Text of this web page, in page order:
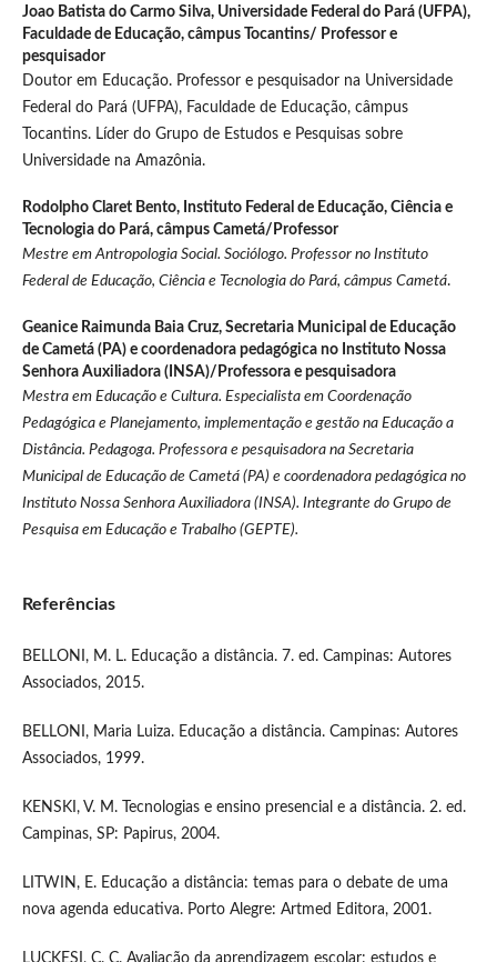
Joao Batista do Carmo Silva, Universidade Federal do Pará (UFPA),
Faculdade de Educação, câmpus Tocantins/ Professor e
pesquisador
Doutor em Educação. Professor e pesquisador na Universidade
Federal do Pará (UFPA), Faculdade de Educação, câmpus
Tocantins. Líder do Grupo de Estudos e Pesquisas sobre
Universidade na Amazônia.
Rodolpho Claret Bento, Instituto Federal de Educação, Ciência e
Tecnologia do Pará, câmpus Cametá/Professor
Mestre em Antropologia Social. Sociólogo. Professor no Instituto
Federal de Educação, Ciência e Tecnologia do Pará, câmpus Cametá.
Geanice Raimunda Baia Cruz, Secretaria Municipal de Educação
de Cametá (PA) e coordenadora pedagógica no Instituto Nossa
Senhora Auxiliadora (INSA)/Professora e pesquisadora
Mestra em Educação e Cultura. Especialista em Coordenação
Pedagógica e Planejamento, implementação e gestão na Educação a
Distância. Pedagoga. Professora e pesquisadora na Secretaria
Municipal de Educação de Cametá (PA) e coordenadora pedagógica no
Instituto Nossa Senhora Auxiliadora (INSA). Integrante do Grupo de
Pesquisa em Educação e Trabalho (GEPTE).
Referências
BELLONI, M. L. Educação a distância. 7. ed. Campinas: Autores
Associados, 2015.
BELLONI, Maria Luiza. Educação a distância. Campinas: Autores
Associados, 1999.
KENSKI, V. M. Tecnologias e ensino presencial e a distância. 2. ed.
Campinas, SP: Papirus, 2004.
LITWIN, E. Educação a distância: temas para o debate de uma
nova agenda educativa. Porto Alegre: Artmed Editora, 2001.
LUCKESI, C. C. Avaliação da aprendizagem escolar: estudos e